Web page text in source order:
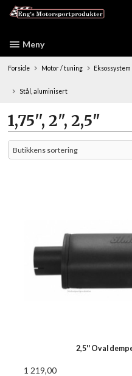
Meny
Forside Motor / tuning Eksossystem
Stål, aluminisert
1,75'', 2", 2,5"
2,5'' Oval
1 219,00